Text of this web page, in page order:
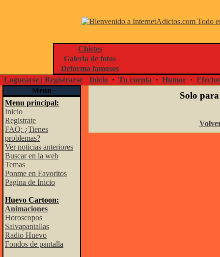
Chistes
Galeria de fotos
Deforma famosos
Loguearse | Registrarse
Inicio · Tu cuenta · Humor ·
Menu
Menu principal:
Inicio
Registrate
FAQ: ¿Tienes
problemas?
Ver noticias anteriores
Buscar en la web
Temas
Ponme en Favoritos
Pagina de Inicio
Huevo Cartoon:
Animaciones
Horoscopos
Salvapantallas
Radio Huevo
Fondos de pantalla
Solo